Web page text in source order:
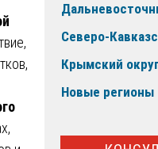
Северо-
Крымский
Новые регионы